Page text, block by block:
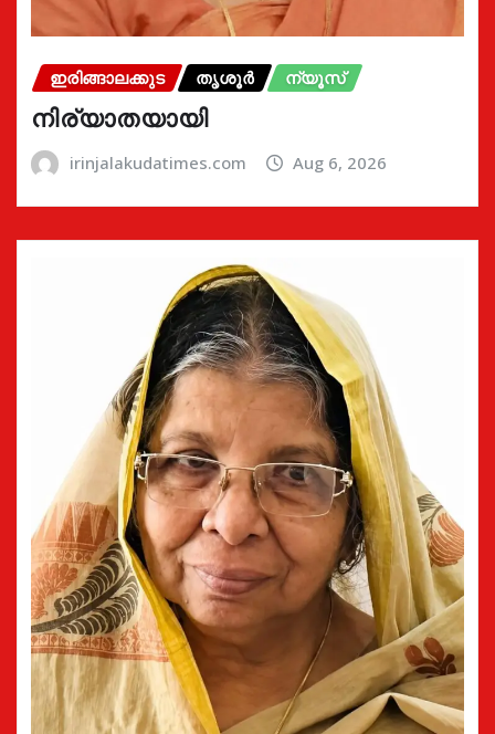
ഇരിങ്ങാലക്കുട തൃശൂർ ന്യൂസ്
നിര്യാതയായി
irinjalakudatimes.com Aug 6, 2026